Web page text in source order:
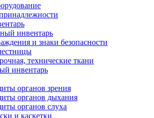
инвентарь
и знаки безопасности
технические ткани
инвентарь
органов зрения
органов дыхания
органов слуха
и каскетки